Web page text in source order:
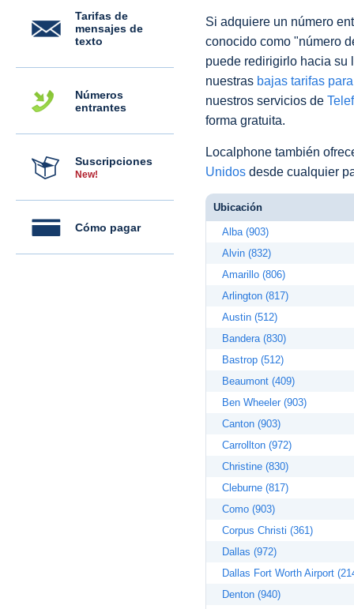
Tarifas de
mensajes de
texto
Números
entrantes
Suscripciones
New!
Cómo pagar
Si adquiere un número
conocido como "número
puede redirigirlo hacia su
nuestras bajas tarifas
nuestros servicios de
forma gratuita.
Localphone también
Unidos desde cualquier
Ubicación
Alba (903)
Alvin (832)
Amarillo (806)
Arlington (817)
Austin (512)
Bandera (830)
Bastrop (512)
Beaumont (409)
Ben Wheeler (903)
Canton (903)
Carrollton (972)
Christine (830)
Cleburne (817)
Como (903)
Corpus Christi (361)
Dallas (972)
Dallas Fort Worth Airport
Denton (940)